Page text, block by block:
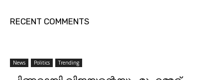
RECENT COMMENTS